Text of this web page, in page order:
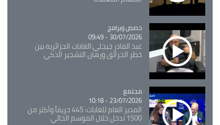
Catégorie
حصص وبرامج
30/07/2026 - 09:49
عبد القادر جيجلي:الغابات الجزائرية بين
خطر الحرائق ورهان التشجير الذكي
Catégorie
مجتمع
23/07/2026 - 10:18
المدير العام للغابات: 445 حريقاً وأكثر من
1500 تدخل خلال الموسم الحالي